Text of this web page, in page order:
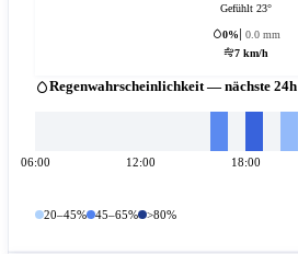
Gefühlt 23°
0%
0.0 mm
7 km/h
Regenwahrscheinlichkeit — nächste 24h
06:00 12:00 18:00
20–45% 45–65% >80%